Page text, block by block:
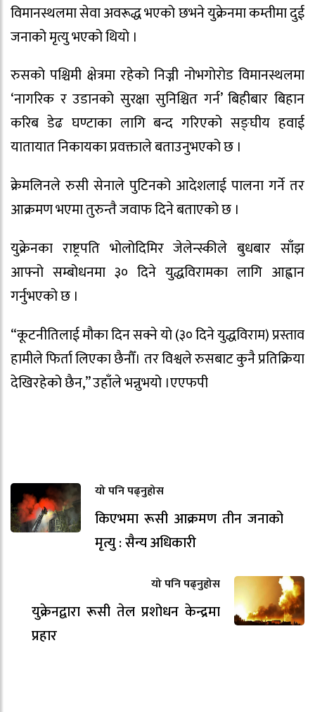
विमानस्थलमा सेवा अवरूद्ध भएको छभने युक्रेनमा कम्तीमा दुई
जनाको मृत्यु भएको थियो ।
रुसको पश्चिमी क्षेत्रमा रहेको निज्नी नोभगोरोड विमानस्थलमा
‘नागरिक र उडानको सुरक्षा सुनिश्चित गर्न’ बिहीबार बिहान
करिब डेढ घण्टाका लागि बन्द गरिएको सङ्घीय हवाई
यातायात निकायका प्रवक्ताले बताउनुभएको छ ।
क्रेमलिनले रुसी सेनाले पुटिनको आदेशलाई पालना गर्ने तर
आक्रमण भएमा तुरुन्तै जवाफ दिने बताएको छ ।
युक्रेनका राष्ट्रपति भोलोदिमिर जेलेन्स्कीले बुधबार साँझ
आफ्नो सम्बोधनमा ३० दिने युद्धविरामका लागि आह्वान
गर्नुभएको छ ।
“कूटनीतिलाई मौका दिन सक्ने यो (३० दिने युद्धविराम) प्रस्ताव
हामीले फिर्ता लिएका छैनौँ। तर विश्वले रुसबाट कुनै प्रतिक्रिया
देखिरहेको छैन,” उहाँले भन्नुभयो ।एएफपी
यो पनि पढ्नुहोस
किएभमा रूसी आक्रमण तीन जनाको
मृत्यु : सैन्य अधिकारी
यो पनि पढ्नुहोस
युक्रेनद्वारा रूसी तेल प्रशोधन केन्द्रमा
प्रहार